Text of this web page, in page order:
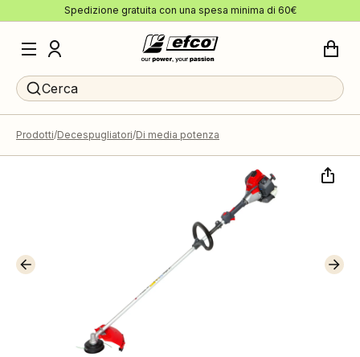
Spedizione gratuita con una spesa minima di 60€
Cerca
Prodotti Decespugliatori Di media potenza